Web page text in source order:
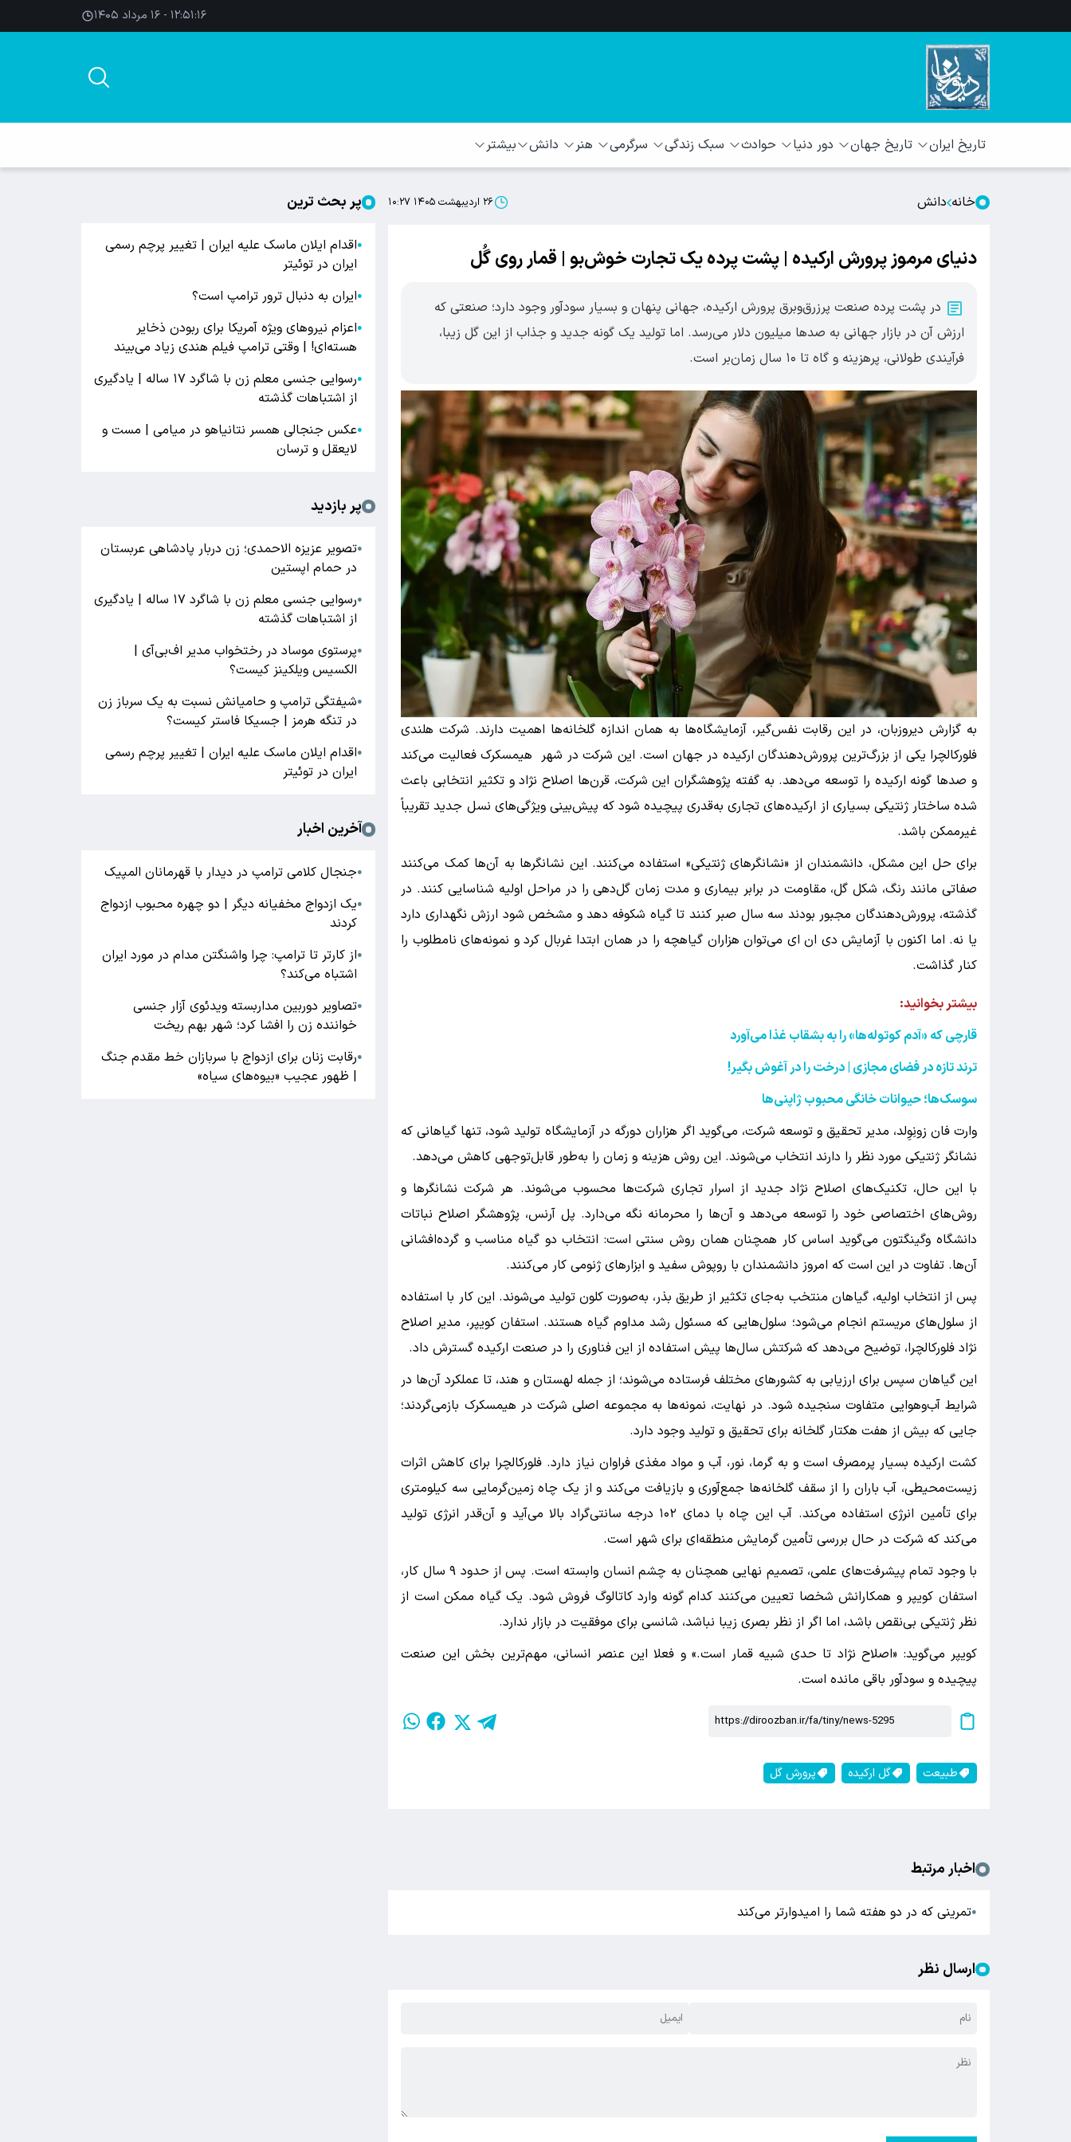
۱۲:۵۱:۱۷ - ۱۶ مرداد ۱۴۰۵
تاریخ ایران تاریخ جهان دور دنیا حوادث سبک زندگی سرگرمی هنر دانش بیشتر
خانه دانش ۲۶ اردیبهشت ۱۴۰۵ ۱۰:۲۷
دنیای مرموز پرورش ارکیده | پشت پرده یک تجارت خوش‌بو | قمار روی گُل
در پشت پرده صنعت پرزرق‌وبرق پرورش ارکیده، جهانی پنهان و بسیار سودآور وجود دارد؛ صنعتی که
ارزش آن در بازار جهانی به صدها میلیون دلار می‌رسد. اما تولید یک گونه جدید و جذاب از این گل زیبا،
فرآیندی طولانی، پرهزینه و گاه تا ۱۰ سال زمان‌بر است.
به گزارش دیروزبان، در این رقابت نفس‌گیر، آزمایشگاه‌ها به همان اندازه گلخانه‌ها اهمیت دارند. شرکت هلندی
فلورکالچرا یکی از بزرگ‌ترین پرورش‌دهندگان ارکیده در جهان است. این شرکت در شهر هیمسکرک فعالیت می‌کند
و صدها گونه ارکیده را توسعه می‌دهد. به گفته پژوهشگران این شرکت، قرن‌ها اصلاح نژاد و تکثیر انتخابی باعث
شده ساختار ژنتیکی بسیاری از ارکیده‌های تجاری به‌قدری پیچیده شود که پیش‌بینی ویژگی‌های نسل جدید تقریباً
غیرممکن باشد.
برای حل این مشکل، دانشمندان از «نشانگرهای ژنتیکی» استفاده می‌کنند. این نشانگرها به آن‌ها کمک می‌کنند
صفاتی مانند رنگ، شکل گل، مقاومت در برابر بیماری و مدت زمان گل‌دهی را در مراحل اولیه شناسایی کنند. در
گذشته، پرورش‌دهندگان مجبور بودند سه سال صبر کنند تا گیاه شکوفه دهد و مشخص شود ارزش نگهداری دارد
یا نه. اما اکنون با آزمایش دی ان ای می‌توان هزاران گیاهچه را در همان ابتدا غربال کرد و نمونه‌های نامطلوب را
کنار گذاشت.
بیشتر بخوانید:
قارچی که «آدم کوتوله‌ها» را به بشقاب غذا می‌آورد
ترند تازه در فضای مجازی | درخت را در آغوش بگیر!
سوسک‌ها؛ حیوانات خانگی محبوب ژاپنی‌ها
وارت فان زونِوِلد، مدیر تحقیق و توسعه شرکت، می‌گوید اگر هزاران دورگه در آزمایشگاه تولید شود، تنها گیاهانی که
نشانگر ژنتیکی مورد نظر را دارند انتخاب می‌شوند. این روش هزینه و زمان را به‌طور قابل‌توجهی کاهش می‌دهد.
با این حال، تکنیک‌های اصلاح نژاد جدید از اسرار تجاری شرکت‌ها محسوب می‌شوند. هر شرکت نشانگرها و
روش‌های اختصاصی خود را توسعه می‌دهد و آن‌ها را محرمانه نگه می‌دارد. پل آرنس، پژوهشگر اصلاح نباتات
دانشگاه وگینگتون می‌گوید اساس کار همچنان همان روش سنتی است: انتخاب دو گیاه مناسب و گرده‌افشانی
آن‌ها. تفاوت در این است که امروز دانشمندان با روپوش سفید و ابزارهای ژنومی کار می‌کنند.
پس از انتخاب اولیه، گیاهان منتخب به‌جای تکثیر از طریق بذر، به‌صورت کلون تولید می‌شوند. این کار با استفاده
از سلول‌های مریستم انجام می‌شود؛ سلول‌هایی که مسئول رشد مداوم گیاه هستند. استفان کویپر، مدیر اصلاح
نژاد فلورکالچرا، توضیح می‌دهد که شرکتش سال‌ها پیش استفاده از این فناوری را در صنعت ارکیده گسترش داد.
این گیاهان سپس برای ارزیابی به کشورهای مختلف فرستاده می‌شوند؛ از جمله لهستان و هند، تا عملکرد آن‌ها در
شرایط آب‌وهوایی متفاوت سنجیده شود. در نهایت، نمونه‌ها به مجموعه اصلی شرکت در هیمسکرک بازمی‌گردند؛
جایی که بیش از هفت هکتار گلخانه برای تحقیق و تولید وجود دارد.
کشت ارکیده بسیار پرمصرف است و به گرما، نور، آب و مواد مغذی فراوان نیاز دارد. فلورکالچرا برای کاهش اثرات
زیست‌محیطی، آب باران را از سقف گلخانه‌ها جمع‌آوری و بازیافت می‌کند و از یک چاه زمین‌گرمایی سه کیلومتری
برای تأمین انرژی استفاده می‌کند. آب این چاه با دمای ۱۰۲ درجه سانتی‌گراد بالا می‌آید و آن‌قدر انرژی تولید
می‌کند که شرکت در حال بررسی تأمین گرمایش منطقه‌ای برای شهر است.
با وجود تمام پیشرفت‌های علمی، تصمیم نهایی همچنان به چشم انسان وابسته است. پس از حدود ۹ سال کار،
استفان کویپر و همکارانش شخصا تعیین می‌کنند کدام گونه وارد کاتالوگ فروش شود. یک گیاه ممکن است از
نظر ژنتیکی بی‌نقص باشد، اما اگر از نظر بصری زیبا نباشد، شانسی برای موفقیت در بازار ندارد.
کویپر می‌گوید: «اصلاح نژاد تا حدی شبیه قمار است.» و فعلا این عنصر انسانی، مهم‌ترین بخش این صنعت
پیچیده و سودآور باقی مانده است.
طبیعت گل ارکیده پرورش گل
اخبار مرتبط
●تمرینی که در دو هفته شما را امیدوارتر می‌کند
ارسال نظر
پر بحث ترین
●اقدام ایلان ماسک علیه ایران | تغییر پرچم رسمی
ایران در توئیتر
●ایران به دنبال ترور ترامپ است؟
●اعزام نیروهای ویژه آمریکا برای ربودن ذخایر
هسته‌ای! | وقتی ترامپ فیلم هندی زیاد می‌بیند
●
رسوایی جنسی معلم زن با شاگرد ۱۷ ساله | یادگیری
از اشتباهات گذشته
●عکس جنجالی همسر نتانیاهو در میامی | مست و
لایعقل و ترسان
پر بازدید
●تصویر عزیزه الاحمدی؛ زن دربار پادشاهی عربستان
در حمام اپستین
●
رسوایی جنسی معلم زن با شاگرد ۱۷ ساله | یادگیری
از اشتباهات گذشته
●پرستوی موساد در رختخواب مدیر اف‌بی‌آی |
الکسیس ویلکینز کیست؟
●شیفتگی ترامپ و حامیانش نسبت به یک سرباز زن
در تنگه هرمز | جسیکا فاستر کیست؟
●اقدام ایلان ماسک علیه ایران | تغییر پرچم رسمی
ایران در توئیتر
آخرین اخبار
●جنجال کلامی ترامپ در دیدار با قهرمانان المپیک
●یک ازدواج مخفیانه دیگر | دو چهره محبوب ازدواج
کردند
●از کارتر تا ترامپ: چرا واشنگتن مدام در مورد ایران
اشتباه می‌کند؟
●تصاویر دوربین مداربسته ویدئوی آزار جنسی
خواننده زن را افشا کرد؛ شهر بهم ریخت
●رقابت زنان برای ازدواج با سربازان خط مقدم جنگ
| ظهور عجیب «بیوه‌های سیاه»